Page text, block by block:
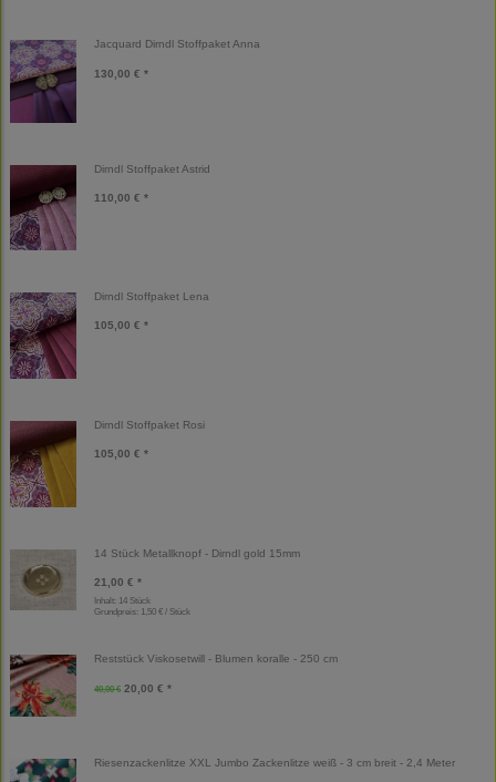
Jacquard Dirndl Stoffpaket Anna
130,00 € *
Dirndl Stoffpaket Astrid
110,00 € *
Dirndl Stoffpaket Lena
105,00 € *
Dirndl Stoffpaket Rosi
105,00 € *
14 Stück Metallknopf - Dirndl gold 15mm
21,00 € *
Inhalt: 14 Stück
Grundpreis: 1,50 € / Stück
Reststück Viskosetwill - Blumen koralle - 250 cm
40,00 € 20,00 € *
Riesenzackenlitze XXL Jumbo Zackenlitze weiß - 3 cm breit - 2,4 Meter